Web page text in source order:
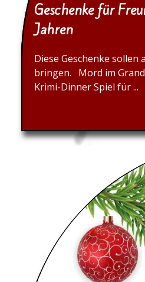
Geschenke für
Jahren
Diese Geschenke sollen
bringen. Mord im
Krimi-Dinner Spiel für ...